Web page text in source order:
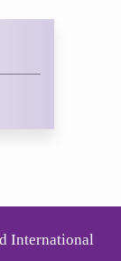
International